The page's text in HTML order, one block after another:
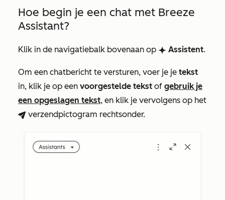
Hoe begin je een chat met Breeze
Assistant?
Klik in de navigatiebalk bovenaan op breezeSingleStarIcon Assistent.
Om een chatbericht te versturen, voer je je tekst
in, klik je op een voorgestelde tekst of gebruik je
een opgeslagen tekst, en klik je vervolgens op het
breezeSendIcon verzendpictogram rechtsonder.